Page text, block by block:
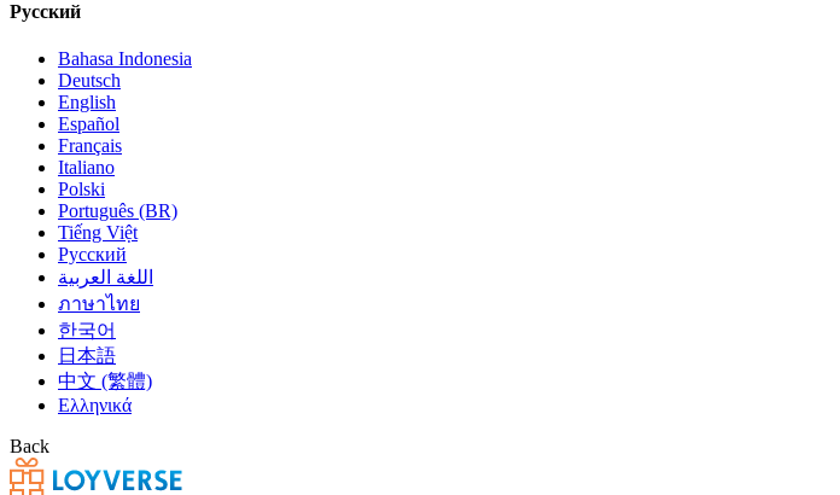
Русский
Bahasa Indonesia
Deutsch
English
Español
Français
Italiano
Polski
Português (BR)
Tiếng Việt
Русский
اللغة العربية
ภาษาไทย
한국어
日本語
中文 (繁體)
Ελληνικά
Back